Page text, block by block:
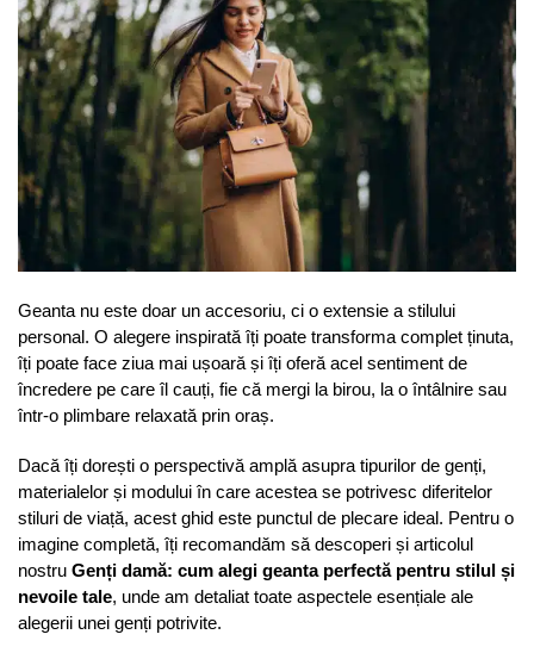
Geanta nu este doar un accesoriu, ci o extensie a stilului
personal. O alegere inspirată îți poate transforma complet ținuta,
îți poate face ziua mai ușoară și îți oferă acel sentiment de
încredere pe care îl cauți, fie că mergi la birou, la o întâlnire sau
într-o plimbare relaxată prin oraș.
Dacă îți dorești o perspectivă amplă asupra tipurilor de genți,
materialelor și modului în care acestea se potrivesc diferitelor
stiluri de viață, acest ghid este punctul de plecare ideal. Pentru o
imagine completă, îți recomandăm să descoperi și articolul
nostru Genți damă: cum alegi geanta perfectă pentru stilul și
nevoile tale, unde am detaliat toate aspectele esențiale ale
alegerii unei genți potrivite.